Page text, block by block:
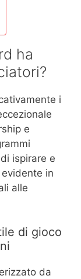
ha
i
e
ispirare e
in
alle
di gioco
da